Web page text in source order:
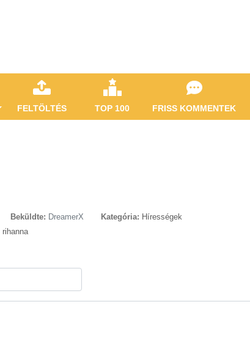
FELTÖLTÉS TOP 100 FRISS KOMMENTEK
Beküldte: DreamerX Kategória: Hírességek
rihanna